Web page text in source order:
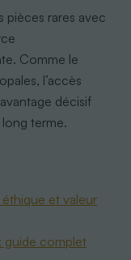
pièces rares avec
Comme le
l’accès
décisif
terme.
et valeur
guide complet